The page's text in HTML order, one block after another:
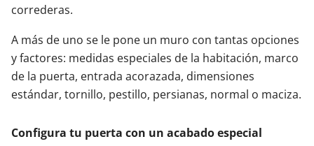
correderas.
A más de uno se le pone un muro con tantas opciones
y factores: medidas especiales de la habitación, marco
de la puerta, entrada acorazada, dimensiones
estándar, tornillo, pestillo, persianas, normal o maciza.
Configura tu puerta con un acabado especial